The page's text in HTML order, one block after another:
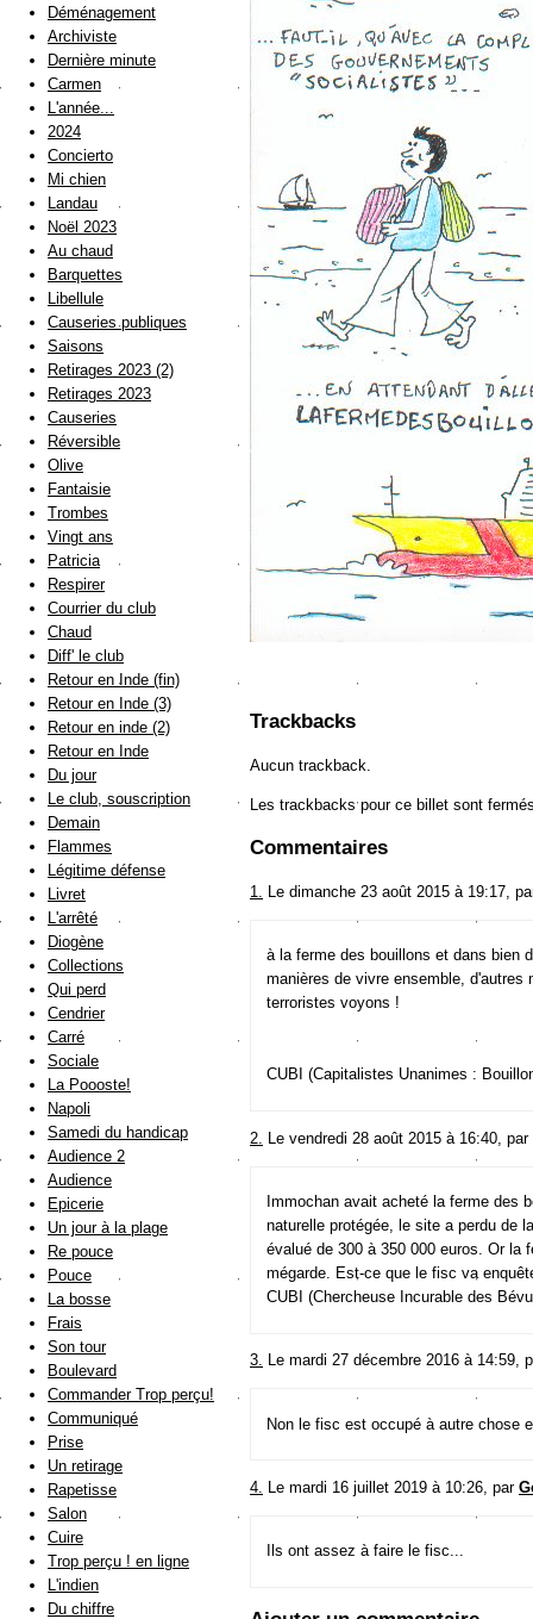
Trackbacks
Aucun trackback.
Les trackbacks pour ce billet sont
Commentaires
1. Le dimanche 23 août 2015 à 19:17,
à la ferme des bouillons et dans bien
manières de vivre ensemble,
terroristes voyons !
CUBI (Capitalistes Unanimes :
2. Le vendredi 28 août 2015 à 16:40, par
Immochan avait acheté la ferme des
naturelle protégée, le site a perdu de
évalué de 300 à 350 000 euros. Or la
mégarde. Est-ce que le fisc va
CUBI (Chercheuse Incurable des
3. Le mardi 27 décembre 2016 à 14:59,
Non le fisc est occupé à autre chose
4. Le mardi 16 juillet 2019 à 10:26, par
Ils ont assez à faire le fisc...
Déménagement
Archiviste
Dernière minute
Carmen
L'année...
2024
Concierto
Mi chien
Landau
Noël 2023
Au chaud
Barquettes
Libellule
Causeries publiques
Saisons
Retirages 2023 (2)
Retirages 2023
Causeries
Réversible
Olive
Fantaisie
Trombes
Vingt ans
Patricia
Respirer
Courrier du club
Chaud
Diff' le club
Retour en Inde (fin)
Retour en Inde (3)
Retour en inde (2)
Retour en Inde
Du jour
Le club, souscription
Demain
Flammes
Légitime défense
Livret
L'arrêté
Diogène
Collections
Qui perd
Cendrier
Carré
Sociale
La Poooste!
Napoli
Samedi du handicap
Audience 2
Audience
Epicerie
Un jour à la plage
Re pouce
Pouce
La bosse
Frais
Son tour
Boulevard
Commander Trop perçu!
Communiqué
Prise
Un retirage
Rapetisse
Salon
Cuire
Trop perçu ! en ligne
L'indien
Du chiffre